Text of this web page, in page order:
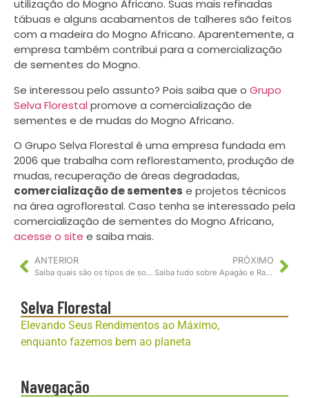
utilização do Mogno Africano. Suas mais refinadas
tábuas e alguns acabamentos de talheres são feitos
com a madeira do Mogno Africano. Aparentemente, a
empresa também contribui para a comercialização
de sementes do Mogno.
Se interessou pelo assunto? Pois saiba que o Grupo
Selva Florestal promove a comercialização de
sementes e de mudas do Mogno Africano.
O Grupo Selva Florestal é uma empresa fundada em
2006 que trabalha com reflorestamento, produção de
mudas, recuperação de áreas degradadas,
comercialização de sementes e projetos técnicos
na área agroflorestal. Caso tenha se interessado pela
comercialização de sementes do Mogno Africano,
acesse o site e saiba mais.
ANTERIOR
Saiba quais são os tipos de solos ideais para plantio e suas caracteristicas
PRÓXIMO
Saiba tudo sobre Apagão e Racionamento Florestal
Selva Florestal
Elevando Seus Rendimentos ao Máximo,
enquanto fazemos bem ao planeta
Navegação